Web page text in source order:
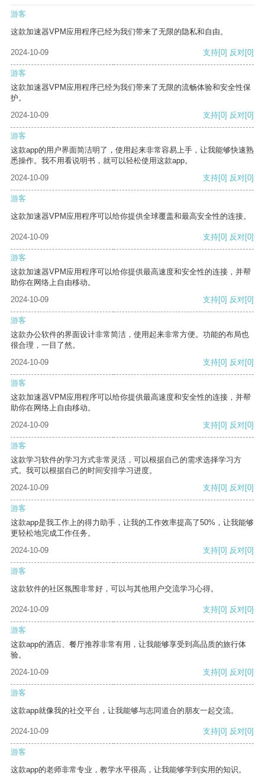
游客
这款加速器VPM应用程序已经为我们带来了无限的隐私和自由。
2024-10-09 支持[0] 反对[0]
游客
这款加速器VPM应用程序已经为我们带来了无限的流畅体验和安全性保
护。
2024-10-09
支持[0] 反对[0]
游客
这款app的用户界面简洁明了，使用起来非常容易上手，让我能够快速熟
悉操作。我不用看说明书，就可以轻松使用这款app。
2024-10-09
支持[0] 反对[0]
游客
这款加速器VPM应用程序可以给你提供全球覆盖和最高安全性的连接。
2024-10-09 支持[0] 反对[0]
游客
这款加速器VPM应用程序可以给你提供最高速度和安全性的连接，并帮
助你在网络上自由移动。
2024-10-09
支持[0] 反对[0]
游客
这款办公软件的界面设计非常简洁，使用起来非常方便。功能的布局也
很合理，一目了然。
2024-10-09
支持[0] 反对[0]
游客
这款加速器VPM应用程序可以给你提供最高速度和安全性的连接，并帮
助你在网络上自由移动。
2024-10-09
支持[0] 反对[0]
游客
这款学习软件的学习方式非常灵活，可以根据自己的需求选择学习方
式。我可以根据自己的时间安排学习进度。
2024-10-09
支持[0] 反对[0]
游客
这款app是我工作上的得力助手，让我的工作效率提高了50%，让我能够
更轻松地完成工作任务。
2024-10-09
支持[0] 反对[0]
游客
这款软件的社区氛围非常好，可以与其他用户交流学习心得。
2024-10-09 支持[0] 反对[0]
游客
这款app的酒店、餐厅推荐非常有用，让我能够享受到高品质的旅行体
验。
2024-10-09
支持[0] 反对[0]
游客
这款app就像我的社交平台，让我能够与志同道合的朋友一起交流。
2024-10-09 支持[0] 反对[0]
游客
这款app的老师非常专业，教学水平很高，让我能够学到实用的知识。